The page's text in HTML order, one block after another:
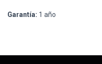
Garantía: 1 año